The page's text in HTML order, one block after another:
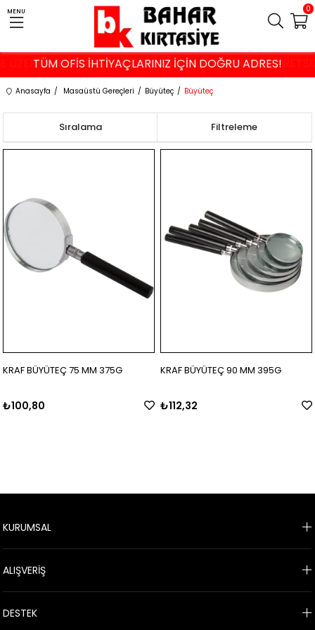
ÜZERİ ALIŞVERİŞLERDE İSTANBUL VE KOCAELİ'NE
TÜM OFİS İHTİYAÇLARINIZ İÇİN DOĞRU ADRES!
MENU 0
Anasayfa Masaüstü Gereçleri Büyüteç Büyüteç
Filtreleme
Sıralama
KRAF BÜYÜTEÇ 75 MM 375G
₺100,80
KRAF BÜYÜTEÇ 90 MM 395G
₺112,32
KURUMSAL
ALIŞVERİŞ
DESTEK